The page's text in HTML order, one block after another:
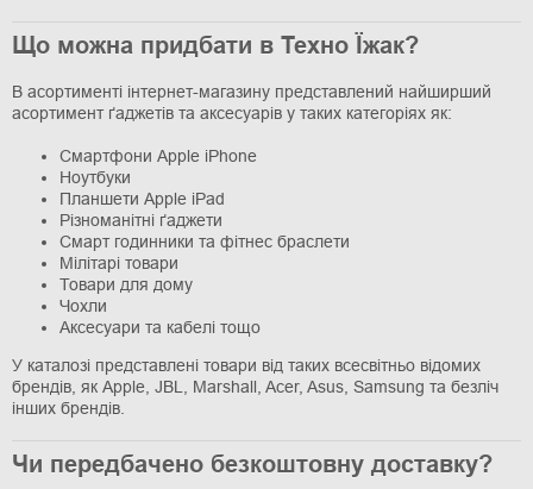
Що можна придбати в Техно Їжак?
В асортименті інтернет-магазину представлений найширший
асортимент ґаджетів та аксесуарів у таких категоріях як:
Смартфони Apple iPhone
Ноутбуки
Планшети Apple iPad
Різноманітні ґаджети
Смарт годинники та фітнес браслети
Мілітарі товари
Товари для дому
Чохли
Аксесуари та кабелі тощо
У каталозі представлені товари від таких всесвітньо відомих
брендів, як Apple, JBL, Marshall, Acer, Asus, Samsung та безліч
інших брендів.
Чи передбачено безкоштовну доставку?